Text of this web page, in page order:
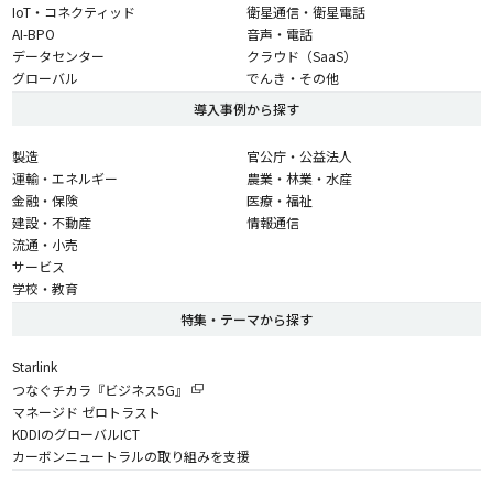
IoT・コネクティッド
AI-BPO
データセンター
グローバル
衛星通信・衛星電話
音声・電話
クラウド（SaaS）
でんき・その他
導入事例から探す
製造
運輸・エネルギー
金融・保険
建設・不動産
流通・小売
サービス
学校・教育
官公庁・公益法人
農業・林業・水産
医療・福祉
情報通信
特集・テーマから探す
Starlink
つなぐチカラ『ビジネス5G』
マネージド ゼロトラスト
KDDIのグローバルICT
カーボンニュートラルの取り組みを支援